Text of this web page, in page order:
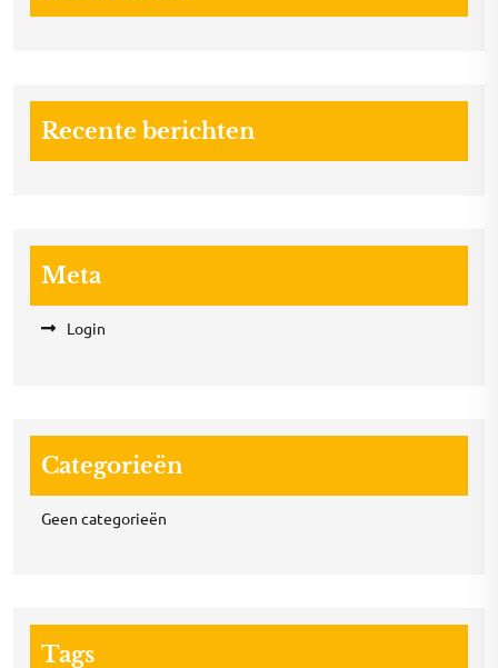
Recente berichten
Meta
Login
Categorieën
Geen categorieën
Tags